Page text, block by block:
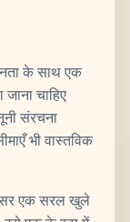
के साथ एक
चाहिए
संरचना
भी वास्तविक
एक सरल खुले